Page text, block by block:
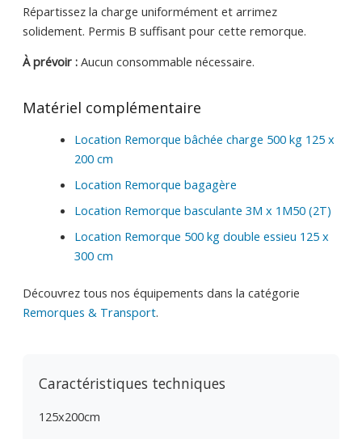
Répartissez la charge uniformément et arrimez
solidement. Permis B suffisant pour cette remorque.
À prévoir :Aucun consommable nécessaire.
Matériel complémentaire
Location Remorque bâchée charge 500 kg 125 x
200 cm
Location Remorque bagagère
Location Remorque basculante 3M x 1M50 (2T)
Location Remorque 500 kg double essieu 125 x
300 cm
Découvrez tous nos équipements dans la catégorie
Remorques & Transport.
Caractéristiques techniques
125x200cm